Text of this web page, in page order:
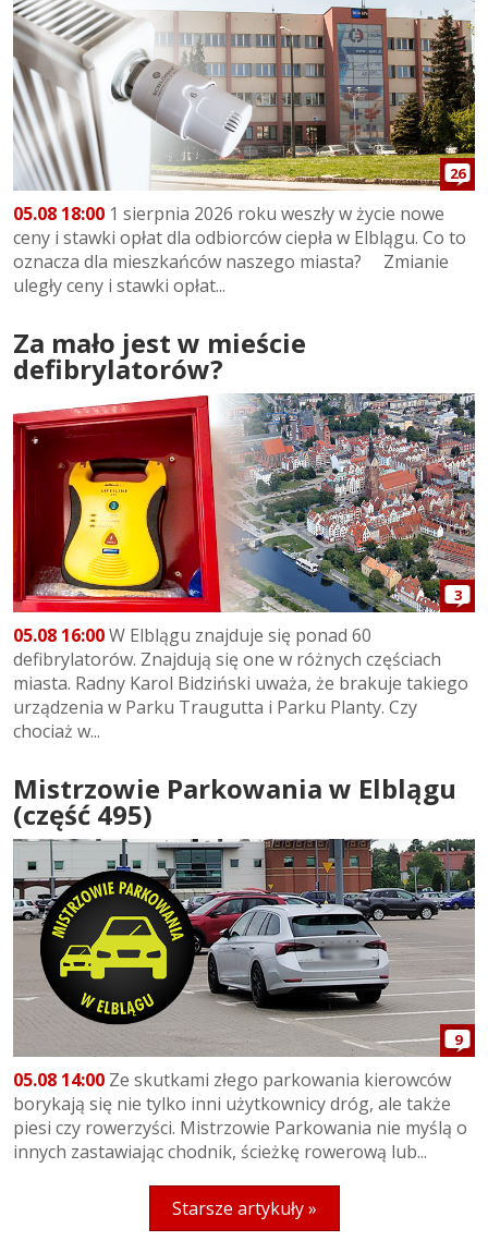
26
05.08 18:00 1 sierpnia 2026 roku weszły w życie nowe
ceny i stawki opłat dla odbiorców ciepła w Elblągu. Co to
oznacza dla mieszkańców naszego miasta? Zmianie
uległy ceny i stawki opłat...
Za mało jest w mieście
defibrylatorów?
3
05.08 16:00W Elblągu znajduje się ponad 60
defibrylatorów. Znajdują się one w różnych częściach
miasta. Radny Karol Bidziński uważa, że brakuje takiego
urządzenia w Parku Traugutta i Parku Planty. Czy
chociaż w...
Mistrzowie Parkowania w Elblągu
(część 495)
9
05.08 14:00 Ze skutkami złego parkowania kierowców
borykają się nie tylko inni użytkownicy dróg, ale także
piesi czy rowerzyści. Mistrzowie Parkowania nie myślą o
innych zastawiając chodnik, ścieżkę rowerową lub...
Starsze artykuły »